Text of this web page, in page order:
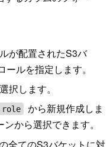
が配置されたS3バ
ルを指定します。
択します。
role
から新規作成しま
から選択できます。
全てのS3バケットに対